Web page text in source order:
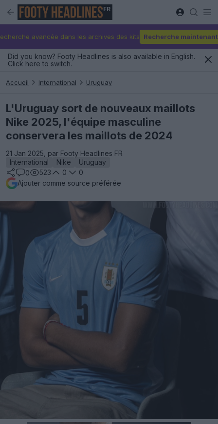
FR
avancée dans les archives des kits Recherche maintenant
Did you know? Footy Headlines is also available in English.
Click here to switch.
Accueil International Uruguay
L'Uruguay sort de nouveaux maillots
Nike 2025, l'équipe masculine
conservera les maillots de 2024
21 Jan 2025, par Footy Headlines FR
International
Nike
Uruguay
0
523 0
0
Ajouter comme source préférée